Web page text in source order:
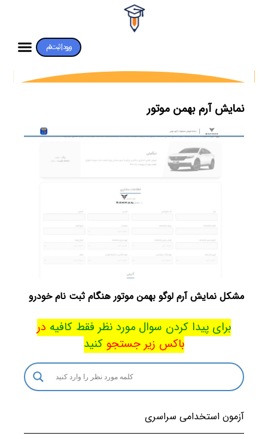
ورود | ثبت‌نام
نمایش آرم بهمن موتور
مشکل نمایش آرم لوگو بهمن موتور هنگام ثبت نام خودرو
برای پیدا کردن سوال مورد نظر فقط کافیه در
باکس زیر جستجو کنید
آزمون استخدامی سراسری